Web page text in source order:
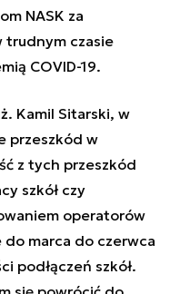
NASK za
trudnym czasie
COVID-19.
Kamil Sitarski, w
przeszkód w
z tych przeszkód
szkół czy
operatorów
marca do czerwca
podłączeń szkół.